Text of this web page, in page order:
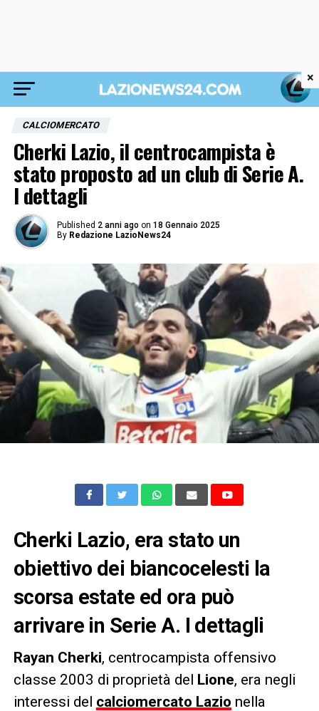
CALCIOMERCATO
Cherki Lazio, il centrocampista è
stato proposto ad un club di Serie A.
I dettagli
Published 2 anni ago on 18 Gennaio 2025
By Redazione LazioNews24
Cherki Lazio, era stato un
obiettivo dei biancocelesti la
scorsa estate ed ora può
arrivare in Serie A. I dettagli
Rayan Cherki, centrocampista offensivo
classe 2003 di proprietà del Lione, era negli
interessi del calciomercato Lazio nella
×